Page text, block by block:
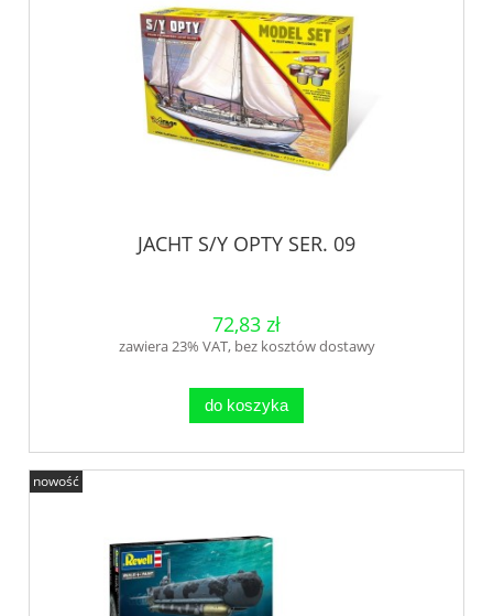
JACHT S/Y OPTY SER. 09
72,83 zł
zawiera 23% VAT, bez kosztów dostawy
do koszyka
nowość